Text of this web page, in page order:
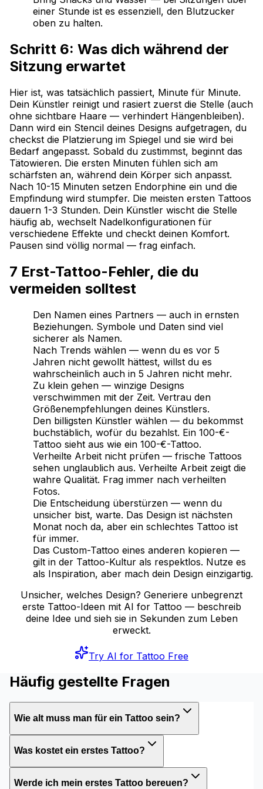
einer Stunde ist es essenziell, den Blutzucker
oben zu halten.
Schritt 6: Was dich während der
Sitzung erwartet
Hier ist, was tatsächlich passiert, Minute für Minute.
Dein Künstler reinigt und rasiert zuerst die Stelle (auch
ohne sichtbare Haare — verhindert Hängenbleiben).
Dann wird ein Stencil deines Designs aufgetragen, du
checkst die Platzierung im Spiegel und sie wird bei
Bedarf angepasst. Sobald du zustimmst, beginnt das
Tätowieren. Die ersten Minuten fühlen sich am
schärfsten an, während dein Körper sich anpasst.
Nach 10-15 Minuten setzen Endorphine ein und die
Empfindung wird stumpfer. Die meisten ersten Tattoos
dauern 1-3 Stunden. Dein Künstler wischt die Stelle
häufig ab, wechselt Nadelkonfigurationen für
verschiedene Effekte und checkt deinen Komfort.
Pausen sind völlig normal — frag einfach.
7 Erst-Tattoo-Fehler, die du
vermeiden solltest
Den Namen eines Partners — auch in ernsten
Beziehungen. Symbole und Daten sind viel
sicherer als Namen.
Nach Trends wählen — wenn du es vor 5
Jahren nicht gewollt hättest, willst du es
wahrscheinlich auch in 5 Jahren nicht mehr.
Zu klein gehen — winzige Designs
verschwimmen mit der Zeit. Vertrau den
Größenempfehlungen deines Künstlers.
Den billigsten Künstler wählen — du bekommst
buchstäblich, wofür du bezahlst. Ein 100-€-
Tattoo sieht aus wie ein 100-€-Tattoo.
Verheilte Arbeit nicht prüfen — frische Tattoos
sehen unglaublich aus. Verheilte Arbeit zeigt die
wahre Qualität. Frag immer nach verheilten
Fotos.
Die Entscheidung überstürzen — wenn du
unsicher bist, warte. Das Design ist nächsten
Monat noch da, aber ein schlechtes Tattoo ist
für immer.
Das Custom-Tattoo eines anderen kopieren —
gilt in der Tattoo-Kultur als respektlos. Nutze es
als Inspiration, aber mach dein Design einzigartig.
Unsicher, welches Design? Generiere unbegrenzt
erste Tattoo-Ideen mit AI for Tattoo — beschreib
deine Idee und sieh sie in Sekunden zum Leben
erweckt.
Try AI for Tattoo Free
Häufig gestellte Fragen
Wie alt muss man für ein Tattoo sein?
Was kostet ein erstes Tattoo?
Werde ich mein erstes Tattoo bereuen?